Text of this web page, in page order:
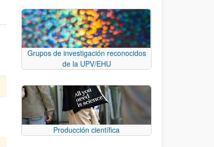
Grupos de investigación reconocidos
de la UPV/EHU
Producción científica